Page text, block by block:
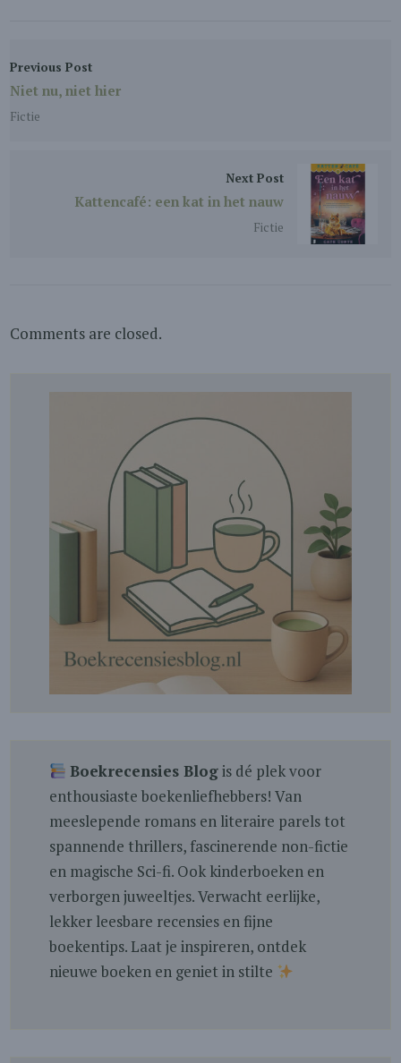
Previous Post
Niet nu, niet hier
Fictie
Next Post
Kattencafé: een kat in het nauw
Fictie
Comments are closed.
Boekrecensies Blogis dé plek voor
enthousiaste boekenliefhebbers! Van
meeslepende romans en literaire parels tot
spannende thrillers, fascinerende non-fictie
en magische Sci-fi. Ook kinderboeken en
verborgen juweeltjes. Verwacht eerlijke,
lekker leesbare recensies en fijne
boekentips. Laat je inspireren, ontdek
nieuwe boeken en geniet in stilte